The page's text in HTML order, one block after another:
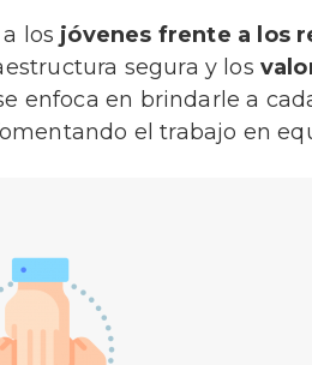
los jóvenes frente a los
segura y los
enfoca en brindarle a
el trabajo en